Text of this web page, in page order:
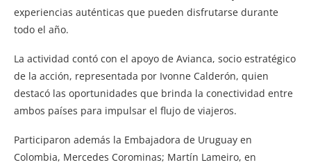
experiencias auténticas que pueden disfrutarse durante
todo el año.
La actividad contó con el apoyo de Avianca, socio estratégico
de la acción, representada por Ivonne Calderón, quien
destacó las oportunidades que brinda la conectividad entre
ambos países para impulsar el flujo de viajeros.
Participaron además la Embajadora de Uruguay en
Colombia, Mercedes Corominas; Martín Lameiro, en